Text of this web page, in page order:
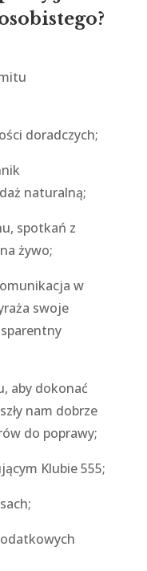
doradczych;
naturalną;
spotkań z
żywo;
w
swoje
aby dokonać
nam dobrze
do poprawy;
Klubie 555;